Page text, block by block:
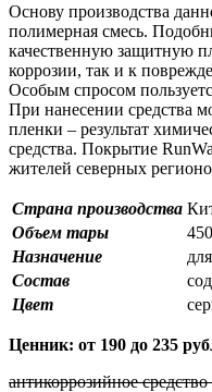
Основу производства
полимерная смесь.
качественную защитную
коррозии, так и к
Особым спросом
При нанесении средства
пленки – результат
средства. Покрытие
жителей северных
Страна производства
Объем тары
Назначение
Состав
Цвет
Ценник: от 190 до 235
антикоррозийное